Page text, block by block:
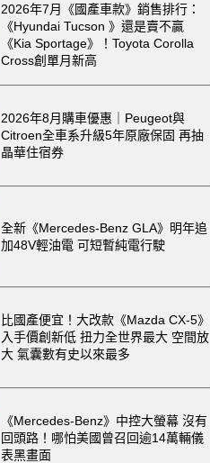
2026年7月《國產車款》銷售排行：
《Hyundai Tucson 》還是賣不贏
《Kia Sportage》！Toyota Corolla
Cross創單月新高
2026年8月購車優惠｜Peugeot與
Citroen全車系升級5年原廠保固 再抽
晶華住宿券
全新《Mercedes-Benz GLA》明年追
加48V輕油電 可短暫純電行駛
比國產便宜！大改款《Mazda CX-5》
入手價創新低 扭力全世界最大 空間放
大 氣囊數有史以來最多
《Mercedes-Benz》中控大螢幕 沒有
回頭路！哪怕美國曾召回逾14萬輛儀
表黑畫面